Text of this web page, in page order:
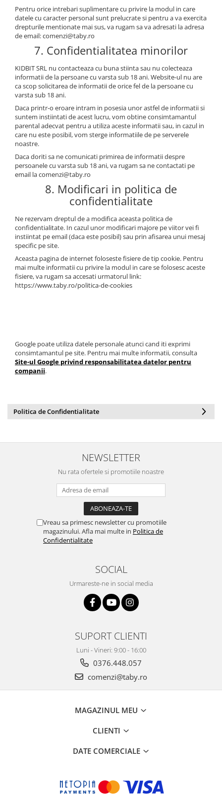
Pentru orice intrebari suplimentare cu privire la modul in care
datele cu caracter personal sunt prelucrate si pentru a va exercita
drepturile mentionate mai sus, va rugam sa va adresati la adresa
de email: comenzi@taby.ro
7. Confidentialitatea minorilor
KIDBIT SRL nu contacteaza cu buna stiinta sau nu colecteaza
informatii de la persoane cu varsta sub 18 ani. Website-ul nu are
ca scop solicitarea de informatii de orice fel de la persoane cu
varsta sub 18 ani.
Daca printr-o eroare intram in posesia unor astfel de informatii si
suntem instiintati de acest lucru, vom obtine consimtamantul
parental adecvat pentru a utiliza aceste informatii sau, in cazul in
care nu este posibil, vom sterge informatiile de pe serverele
noastre.
Daca doriti sa ne comunicati primirea de informatii despre
persoanele cu varsta sub 18 ani, va rugam sa ne contactati pe
email la comenzi@taby.ro
8. Modificari in politica de
confidentialitate
Ne rezervam dreptul de a modifica aceasta politica de
confidentialitate. In cazul unor modificari majore pe viitor vei fi
instiintat pe email (daca este posibil) sau prin afisarea unui mesaj
specific pe site.
Aceasta pagina de internet foloseste fisiere de tip cookie. Pentru
mai multe informatii cu privire la modul in care se folosesc aceste
fisiere, va rugam sa accesati urmatorul link:
https://www.taby.ro/politica-de-cookies
Google poate utiliza datele personale atunci cand iti exprimi
consimtamantul pe site. Pentru mai multe informatii, consulta
Site-ul Google privind responsabilitatea datelor pentru
companii.
Politica de Confidentialitate
NEWSLETTER
Nu rata ofertele si promotiile noastre
Vreau sa primesc newsletter cu promotiile
magazinului. Afla mai multe in Politica de
Confidentialitate
SOCIAL
Urmareste-ne in social media
SUPORT CLIENTI
Luni - Vineri: 9:00 - 16:00
0376.448.057
comenzi@taby.ro
MAGAZINUL MEU
CLIENTI
DATE COMERCIALE